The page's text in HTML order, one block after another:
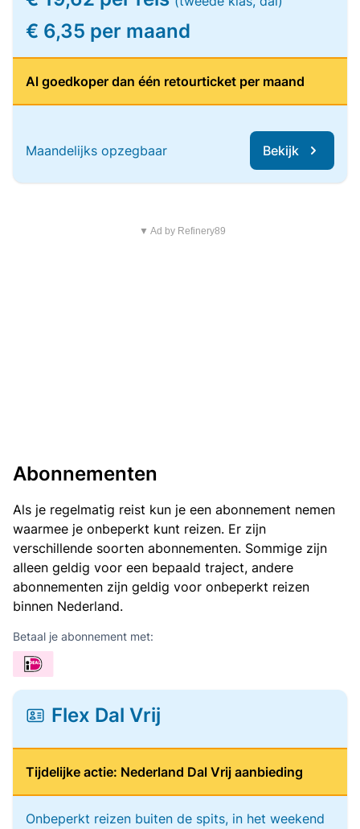
€ 6,35 per maand
Al goedkoper dan één retourticket per maand
Maandelijks opzegbaar Bekijk
▼ Ad by Refinery89
Abonnementen
Als je regelmatig reist kun je een abonnement nemen
waarmee je onbeperkt kunt reizen. Er zijn
verschillende soorten abonnementen. Sommige zijn
alleen geldig voor een bepaald traject, andere
abonnementen zijn geldig voor onbeperkt reizen
binnen Nederland.
Betaal je abonnement met:
Flex Dal Vrij
Tijdelijke actie: Nederland Dal Vrij aanbieding
Onbeperkt reizen buiten de spits, in het weekend